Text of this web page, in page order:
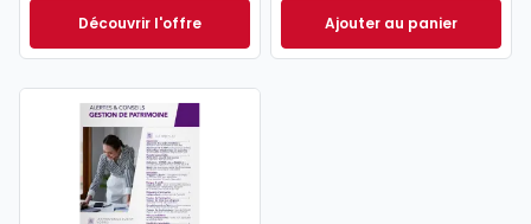
Découvrir l'offreNavis Patrimoine et Famille à partir de
Dès
Ajouter au panier
Aide-mémoire du